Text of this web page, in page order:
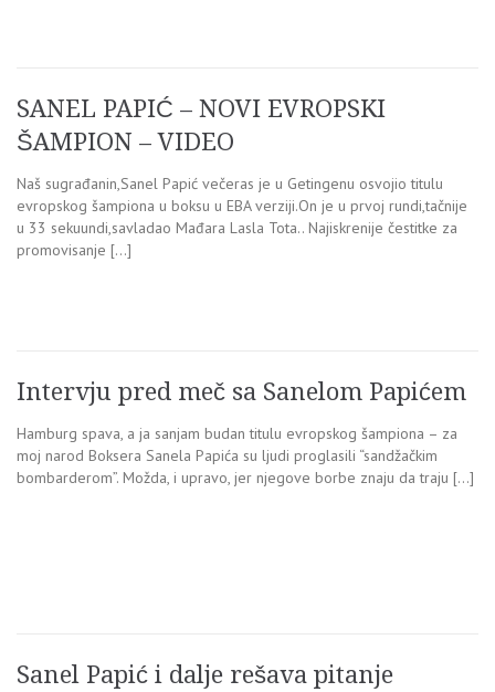
SANEL PAPIĆ – NOVI EVROPSKI
ŠAMPION – VIDEO
Naš sugrađanin,Sanel Papić večeras je u Getingenu osvojio titulu
evropskog šampiona u boksu u EBA verziji.On je u prvoj rundi,tačnije
u 33 sekuundi,savladao Mađara Lasla Tota.. Najiskrenije čestitke za
promovisanje […]
Intervju pred meč sa Sanelom Papićem
Hamburg spava, a ja sanjam budan titulu evropskog šampiona – za
moj narod Boksera Sanela Papića su ljudi proglasili “sandžačkim
bombarderom”. Možda, i upravo, jer njegove borbe znaju da traju […]
Sanel Papić i dalje rešava pitanje